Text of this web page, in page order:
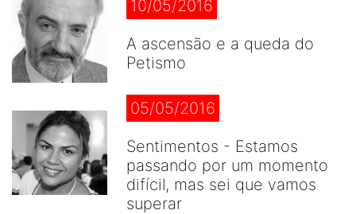
10/05/2016
A ascensão e a queda do
Petismo
05/05/2016
Sentimentos - Estamos
passando por um momento
difícil, mas sei que vamos
superar